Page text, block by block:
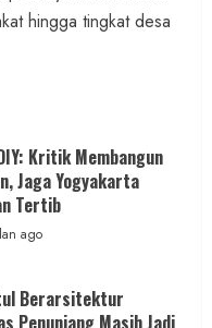
hingga tingkat desa
Kritik Membangun
Jaga Yogyakarta
Tertib
ago
Berarsitektur
Penunjang Masih Jadi